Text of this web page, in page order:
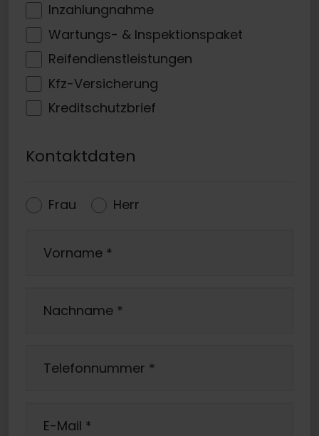
Inzahlungnahme
Wartungs- & Inspektionspaket
Reifendienstleistungen
Kfz-Versicherung
Kreditschutzbrief
Kontaktdaten
Frau Herr
Vorname *
Nachname *
Telefonnummer *
E-Mail *